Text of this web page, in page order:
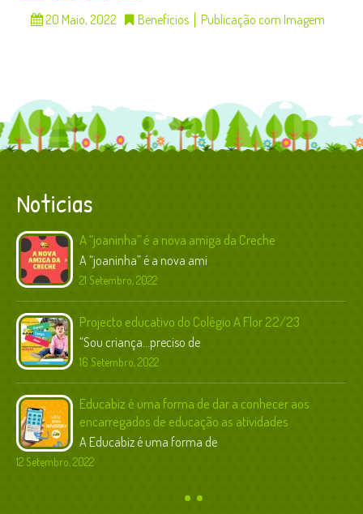
20 Maio, 2022 Benefícios Publicação com Imagem
Noticias
A “joaninha” é a nova amiga da Creche
A “joaninha” é a nova ami
21 Setembro, 2022
Projecto educativo do Colégio A Flor 22/23
“Sou criança…preciso de
16 Setembro, 2022
Educabiz é uma forma de dar a conhecer aos
encarregados de educação as atividades
A Educabiz é uma forma de
12 Setembro, 2022